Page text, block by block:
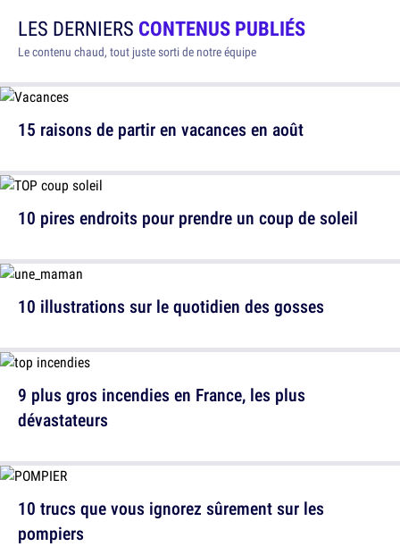
LES DERNIERS CONTENUS PUBLIÉS
Le contenu chaud, tout juste sorti de notre équipe
15 raisons de partir en vacances en août
10 illustrations sur le quotidien des gosses
10 trucs que vous ignorez sûrement sur les
pompiers
10 pires endroits pour prendre un coup de soleil
9 plus gros incendies en France, les plus
dévastateurs